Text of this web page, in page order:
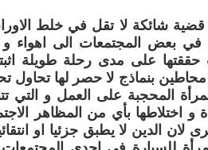
قضية شائكة لا تقل في خلط
في بعض المجتمعات الى اهواء
على مدى رحلة طويلة
بنماذج لا حصر لها تحاول
المحجبة على العمل و التي
و اختلاطها بأي من المظاهر
الدين لا يطبق جزئيا او